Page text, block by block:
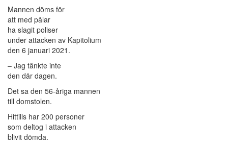
Mannen döms för
att med pålar
ha slagit poliser
under attacken av Kapitolium
den 6 januari 2021.
– Jag tänkte inte
den där dagen.
Det sa den 56-åriga mannen
till domstolen.
Hittills har 200 personer
som deltog i attacken
blivit dömda.